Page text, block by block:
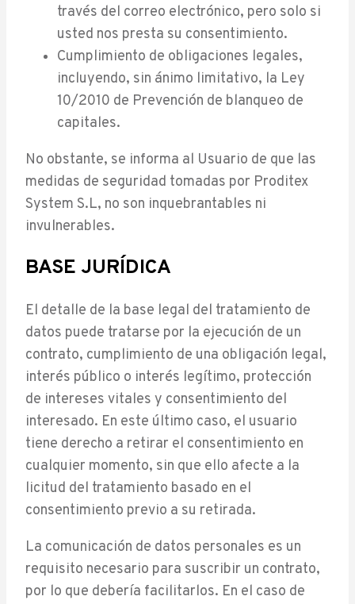
través del correo electrónico, pero solo si
usted nos presta su consentimiento.
Cumplimiento de obligaciones legales,
incluyendo, sin ánimo limitativo, la Ley
10/2010 de Prevención de blanqueo de
capitales.
No obstante, se informa al Usuario de que las
medidas de seguridad tomadas por Proditex
System S.L, no son inquebrantables ni
invulnerables.
BASE JURÍDICA
El detalle de la base legal del tratamiento de
datos puede tratarse por la ejecución de un
contrato, cumplimiento de una obligación legal,
interés público o interés legítimo, protección
de intereses vitales y consentimiento del
interesado. En este último caso, el usuario
tiene derecho a retirar el consentimiento en
cualquier momento, sin que ello afecte a la
licitud del tratamiento basado en el
consentimiento previo a su retirada.
La comunicación de datos personales es un
requisito necesario para suscribir un contrato,
por lo que debería facilitarlos. En el caso de